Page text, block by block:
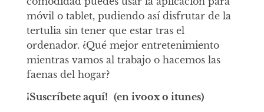
móvil o tablet, pudiendo así disfrutar de la
tertulia sin tener que estar tras el
ordenador. ¿Qué mejor entretenimiento
mientras vamos al trabajo o hacemos las
faenas del hogar?
¡Suscríbete aquí! (en ivoox o itunes)